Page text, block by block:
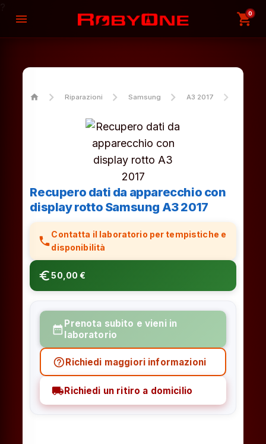
menu shopping_cart
0
home Riparazioni Samsung A3 2017
Recupero dati da apparecchio con
display rotto Samsung A3 2017
phone
Contatta il laboratorio per tempistiche e
disponibilità
euro_symbol50,00 €
help_outlineRichiedi maggiori informazioni
date_range Prenota subito e vieni in
laboratorio
local_shippingRichiedi un ritiro a domicilio